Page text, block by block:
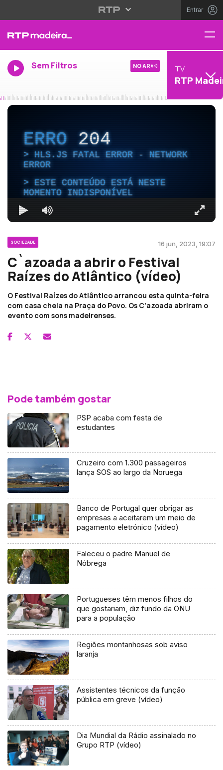
Entrar
Sem Filtros NO AR TV
RTP
ERRO204
HLS.JS FATAL ERROR - NETWORK
ERROR
ESTE CONTEÚDO ESTÁ NESTE
MOMENTO INDISPONÍVEL
SOCIEDADE 16 jun, 2023, 19:07
C`azoada a abrir o Festival
Raízes do Atlântico (vídeo)
O Festival Raízes do Atlântico arrancou esta quinta-feira
com casa cheia na Praça do Povo. Os C'azoada abriram o
evento com sons madeirenses.
Pode também gostar
PSP acaba com festa de
estudantes
Cruzeiro com 1.300 passageiros
lança SOS ao largo da Noruega
Banco de Portugal quer obrigar as
empresas a aceitarem um meio de
pagamento eletrónico (vídeo)
Faleceu o padre Manuel de
Nóbrega
Portugueses têm menos filhos do
que gostariam, diz fundo da ONU
para a população
Regiões montanhosas sob aviso
laranja
Assistentes técnicos da função
pública em greve (vídeo)
Dia Mundial da Rádio assinalado no
Grupo RTP (vídeo)